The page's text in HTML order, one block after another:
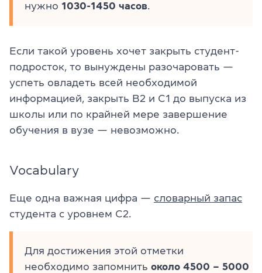
нужно 1030-1450 часов.
Если такой уровень хочет закрыть студент-
подросток, то вынуждены разочаровать —
успеть овладеть всей необходимой
информацией, закрыть В2 и С1 до выпуска из
школы или по крайней мере завершение
обучения в вузе — невозможно.
Vocabulary
Еще одна важная цифра — словарный запас
студента с уровнем C2.
Для достижения этой отметки
необходимо запомнить около 4500 – 5000